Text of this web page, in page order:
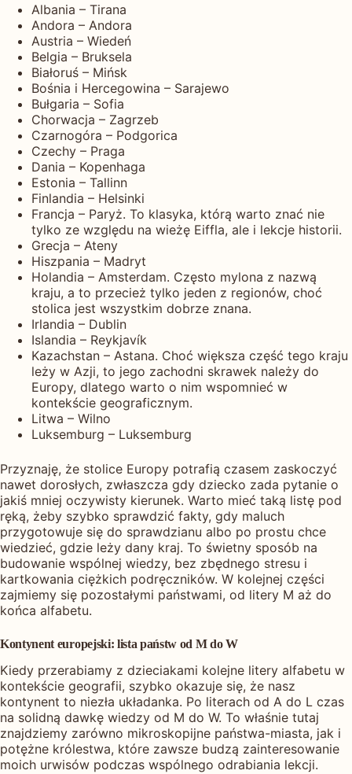
Albania – Tirana
Andora – Andora
Austria – Wiedeń
Belgia – Bruksela
Białoruś – Mińsk
Bośnia i Hercegowina – Sarajewo
Bułgaria – Sofia
Chorwacja – Zagrzeb
Czarnogóra – Podgorica
Czechy – Praga
Dania – Kopenhaga
Estonia – Tallinn
Finlandia – Helsinki
Francja – Paryż. To klasyka, którą warto znać nie
tylko ze względu na wieżę Eiffla, ale i lekcje historii.
Grecja – Ateny
Hiszpania – Madryt
Holandia – Amsterdam. Często mylona z nazwą
kraju, a to przecież tylko jeden z regionów, choć
stolica jest wszystkim dobrze znana.
Irlandia – Dublin
Islandia – Reykjavík
Kazachstan – Astana. Choć większa część tego kraju
leży w Azji, to jego zachodni skrawek należy do
Europy, dlatego warto o nim wspomnieć w
kontekście geograficznym.
Litwa – Wilno
Luksemburg – Luksemburg
Przyznaję, że stolice Europy potrafią czasem zaskoczyć
nawet dorosłych, zwłaszcza gdy dziecko zada pytanie o
jakiś mniej oczywisty kierunek. Warto mieć taką listę pod
ręką, żeby szybko sprawdzić fakty, gdy maluch
przygotowuje się do sprawdzianu albo po prostu chce
wiedzieć, gdzie leży dany kraj. To świetny sposób na
budowanie wspólnej wiedzy, bez zbędnego stresu i
kartkowania ciężkich podręczników. W kolejnej części
zajmiemy się pozostałymi państwami, od litery M aż do
końca alfabetu.
Kontynent europejski: lista państw od M do W
Kiedy przerabiamy z dzieciakami kolejne litery alfabetu w
kontekście geografii, szybko okazuje się, że nasz
kontynent to niezła układanka. Po literach od A do L czas
na solidną dawkę wiedzy od M do W. To właśnie tutaj
znajdziemy zarówno mikroskopijne państwa-miasta, jak i
potężne królestwa, które zawsze budzą zainteresowanie
moich urwisów podczas wspólnego odrabiania lekcji.